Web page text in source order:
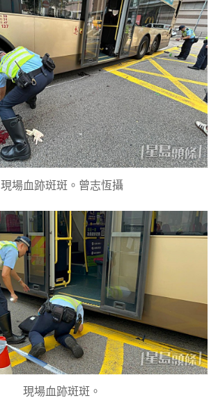
現場血跡斑斑。曾志恆攝
現場血跡斑斑。